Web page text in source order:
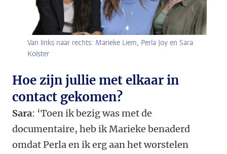
Van links naar rechts: Marieke Liem, Perla Joy en Sara
Kolster
Hoe zijn jullie met elkaar in
contact gekomen?
Sara: ‘Toen ik bezig was met de
documentaire, heb ik Marieke benaderd
omdat Perla en ik erg aan het worstelen